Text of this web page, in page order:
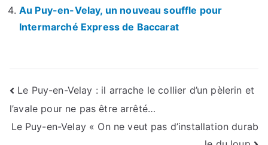
Au Puy-en-Velay, un nouveau souffle pour
Intermarché Express de Baccarat
Navigation
de
Le Puy-en-Velay : il arrache le collier d’un pèlerin et
l’avale pour ne pas être arrêté…
Le Puy-en-Velay « On ne veut pas d’installation durab